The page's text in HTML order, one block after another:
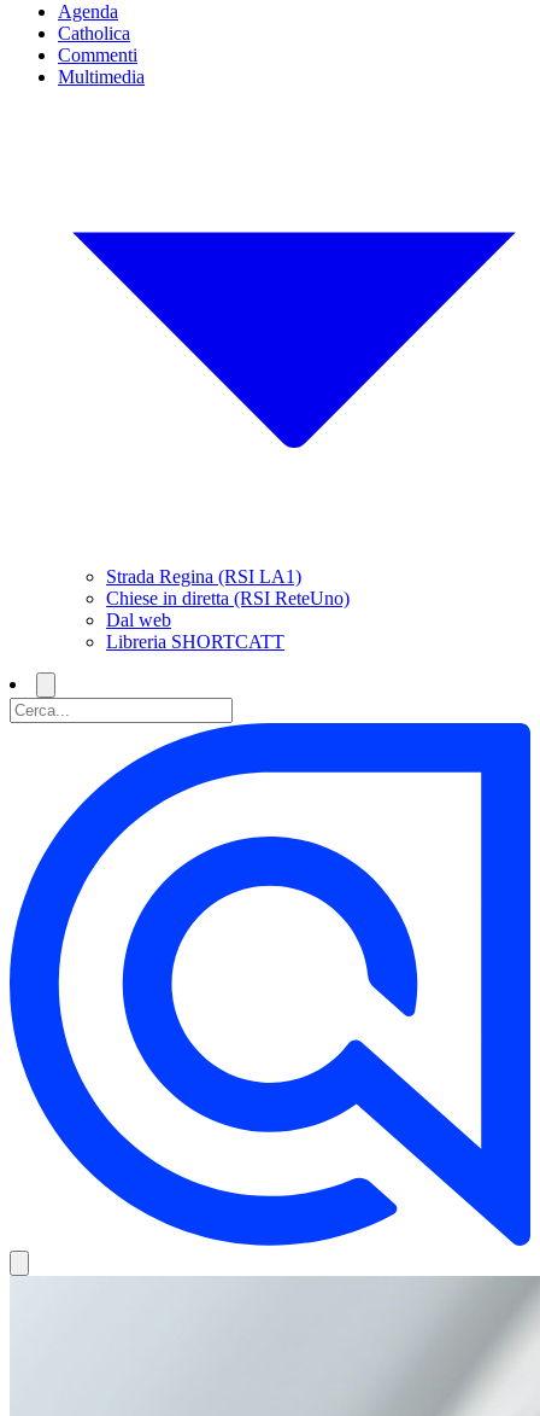
Agenda
Catholica
Commenti
Multimedia
Strada Regina (RSI LA1)
Chiese in diretta (RSI ReteUno)
Dal web
Libreria SHORTCATT